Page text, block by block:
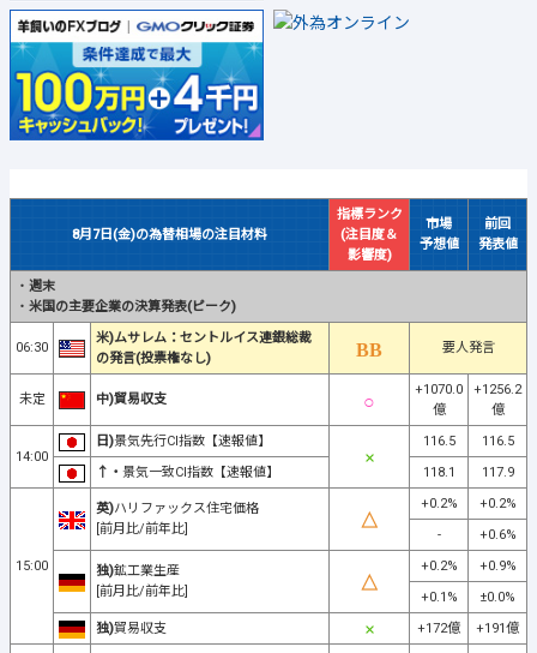
8月7日(金)の為替相場の注目材料
指標ランク
(注目度＆
影響度)
市場
予想値
前回
発表値
・ 週末
・ 米国の主要企業の決算発表(ピーク)
06:30
米)ムサレム：セントルイス連銀総裁
の発言(投票権なし)
要人発言
未定 中)貿易収支
+1070.0
億
+1256.2
億
14:00
日)景気先行CI指数【速報値】 116.5
116.5
↑・ 景気一致CI指数【速報値】 118.1 117.9
15:00
英)ハリファックス住宅価格
[前月比/前年比]
+0.2%
+0.2%
-
+0.6%
独)鉱工業生産
[前月比/前年比]
+0.2%
+0.9%
+0.1%
±0.0%
独)貿易収支 +172億 +191億